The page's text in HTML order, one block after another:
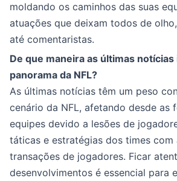
moldando os caminhos das suas
atuações que deixam todos de
até comentaristas.
De que maneira as últimas
panorama da NFL?
As últimas notícias têm um peso
cenário da NFL, afetando desde as
equipes devido a lesões de
táticas e estratégias dos times com
transações de jogadores. Ficar
desenvolvimentos é essencial para